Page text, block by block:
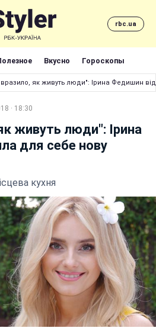
rbc.ua
Вкусно Гороскопы
як живуть люди": Ірина Федишин
· 18:30
живуть люди": Ірина
для себе нову
кухня